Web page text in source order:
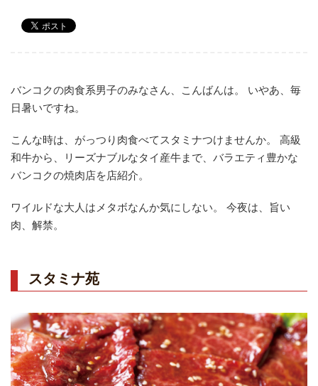
バンコクの肉食系男子のみなさん、こんばんは。 いやあ、毎
日暑いですね。
こんな時は、がっつり肉食べてスタミナつけませんか。 高級
和牛から、リーズナブルなタイ産牛まで、バラエティ豊かな
バ​ンコクの焼肉店を店紹介。
ワイルドな大人はメタボなんか気にしない。 今夜は、旨い
肉、解禁。
スタミナ苑